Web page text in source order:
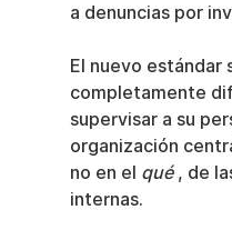
a denuncias por
El nuevo estándar
completamente
supervisar a su
organización
no en el qué , de
internas.